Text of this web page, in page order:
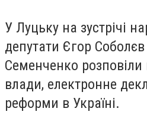
У Луцьку на зустрічі
депутати Єгор
Семенченко розповіли
влади, електронне
реформи в Україні.